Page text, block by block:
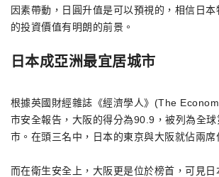
因素帶動，日圓升值是可以預視的，相信日
的投資價值有明朗的前景。
日本成亞洲最宜居城市
根據英國財經雜誌《經濟學人》(The
市安全報告，大阪的得分為90.9，被列為全
市。在頭三名中，日本的東京與大阪就佔兩席
而在衛生安全上，大阪更是位於榜首，可見